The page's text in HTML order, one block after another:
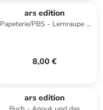
ars edition
Papeterie/PBS - Lernraupe -
8,00 €
ars edition